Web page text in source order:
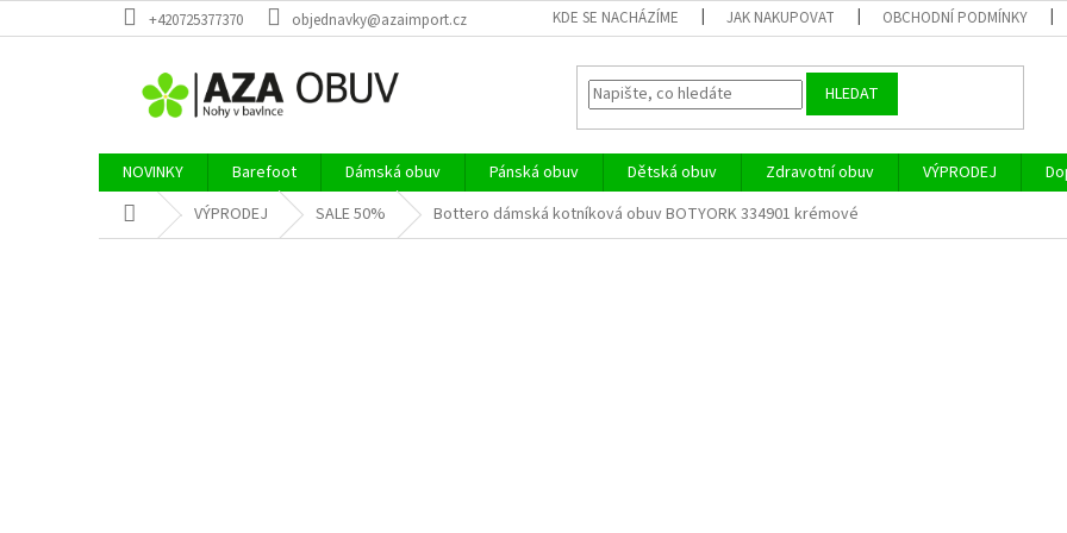
na
+420725377370 objednavky@azaimport.cz KDE SE NACHÁZÍME JAK NAKUPOVAT OBCHODNÍ PODMÍNKY
HLEDAT
NOVINKY Barefoot Dámská obuv Pánská obuv Dětská obuv Zdravotní obuv VÝPRODEJ
Domů VÝPRODEJ SALE 50% Bottero dámská kotníková obuv BOTYORK 334901 krémové